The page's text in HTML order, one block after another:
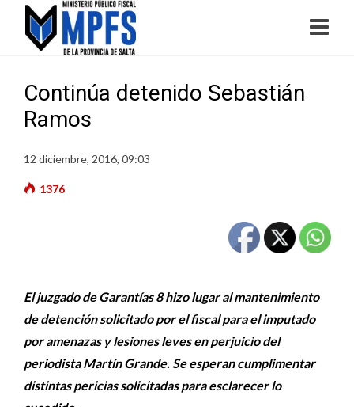
Continúa detenido Sebastián
Ramos
12 diciembre, 2016, 09:03
1376
El juzgado de Garantías 8 hizo lugar al mantenimiento
de detención solicitado por el fiscal para el imputado
por amenazas y lesiones leves en perjuicio del
periodista Martín Grande. Se esperan cumplimentar
distintas pericias solicitadas para esclarecer lo